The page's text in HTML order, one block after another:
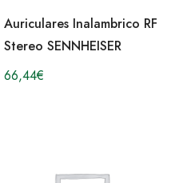
Auriculares Inalambrico RF
Stereo SENNHEISER
66,44€